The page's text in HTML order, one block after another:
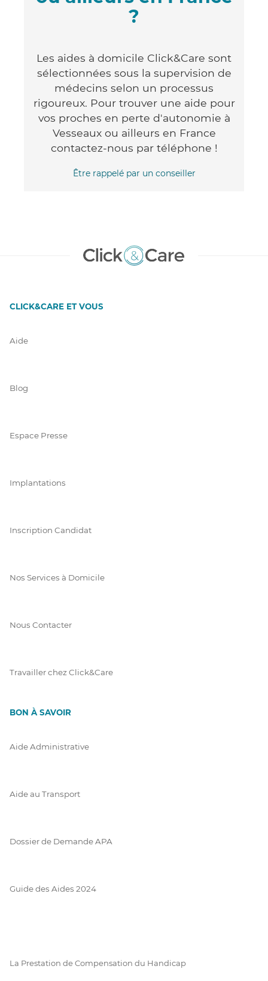
?
Les aides à domicile Click&Care sont
sélectionnées sous la supervision de
médecins selon un processus
rigoureux. Pour trouver une aide pour
vos proches en perte d'autonomie à
Vesseaux ou ailleurs en France
contactez-nous par téléphone !
Être rappelé par un conseiller
CLICK&CARE ET VOUS
Aide
Blog
Espace Presse
Implantations
Inscription Candidat
Nos Services à Domicile
Nous Contacter
Travailler chez Click&Care
BON À SAVOIR
Aide Administrative
Aide au Transport
Dossier de Demande APA
Guide des Aides 2024
La Prestation de Compensation du Handicap